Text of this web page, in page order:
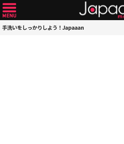
手洗いをしっかりしよう！Japaaan